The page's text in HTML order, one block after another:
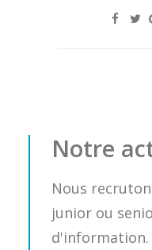
Notre
Nous
junior ou
d'information.